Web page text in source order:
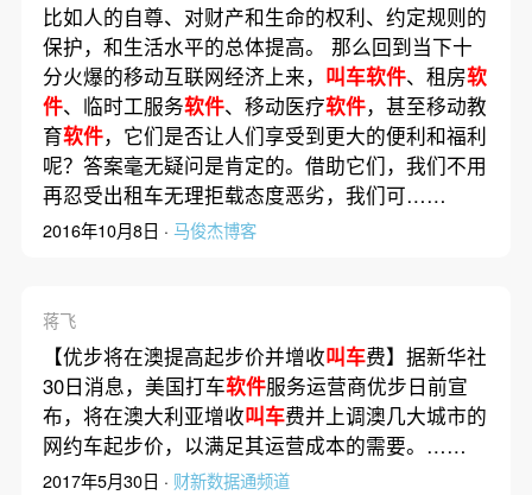
比如人的自尊、对财产和生命的权利、约定规则的
保护，和生活水平的总体提高。 那么回到当下十
分火爆的移动互联网经济上来， 叫车软件、租房软
件、临时工服务软件、移动医疗软件，甚至移动教
育软件，它们是否让人们享受到更大的便利和福利
呢？答案毫无疑问是肯定的。借助它们，我们不用
再忍受出租车无理拒载态度恶劣，我们可……
2016年10月8日 · 马俊杰博客
蒋飞
【优步将在澳提高起步价并增收叫车费】据新华社
30日消息，美国打车软件服务运营商优步日前宣
布，将在澳大利亚增收叫车费并上调澳几大城市的
网约车起步价，以满足其运营成本的需要。……
2017年5月30日 · 财新数据通频道